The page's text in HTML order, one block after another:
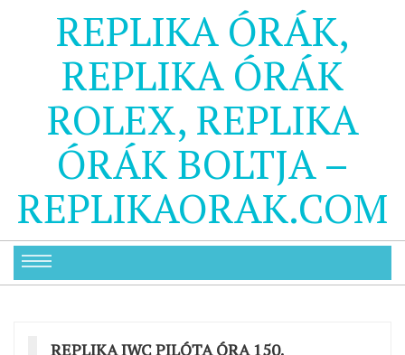
REPLIKA ÓRÁK,
REPLIKA ÓRÁK
ROLEX, REPLIKA
ÓRÁK BOLTJA –
REPLIKAORAK.COM
REPLIKA IWC PILÓTA ÓRA 150.